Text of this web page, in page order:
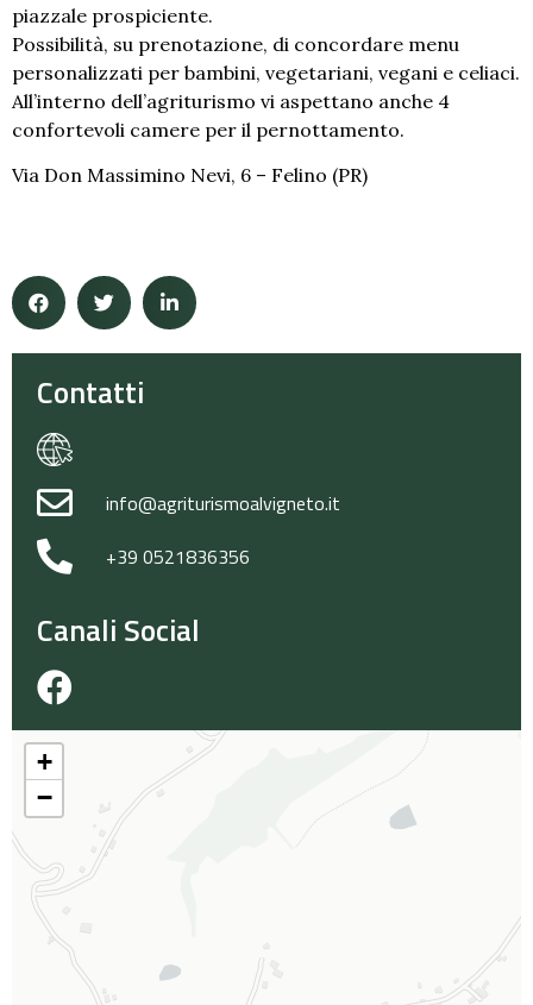
piazzale prospiciente.
Possibilità, su prenotazione, di concordare menu
personalizzati per bambini, vegetariani, vegani e celiaci.
All’interno dell’agriturismo vi aspettano anche 4
confortevoli camere per il pernottamento.
Via Don Massimino Nevi, 6 – Felino (PR)
Contatti
info@agriturismoalvigneto.it
+39 0521836356
Canali Social
+
−